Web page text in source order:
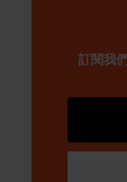
訂閱我